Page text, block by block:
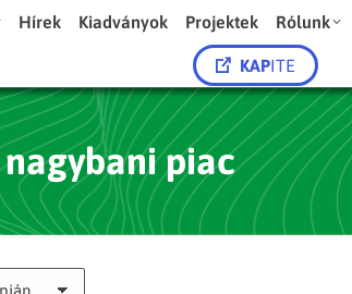
Hírek Kiadványok Projektek Rólunk
KAPITE
nagybani piac